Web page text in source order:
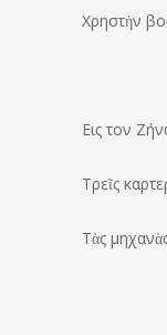
Χρηστὴν
Eις τον
Τρεῖς
Τὰς